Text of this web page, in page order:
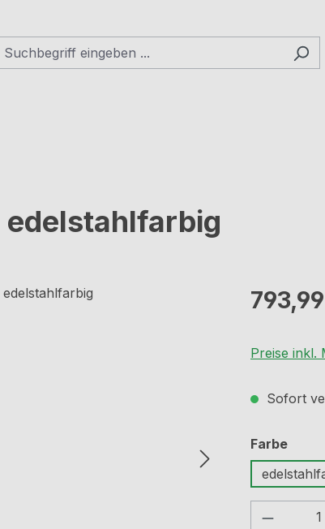
edelstahlfarbig
Regulärer
Preise inkl.
Sofort
Farbe